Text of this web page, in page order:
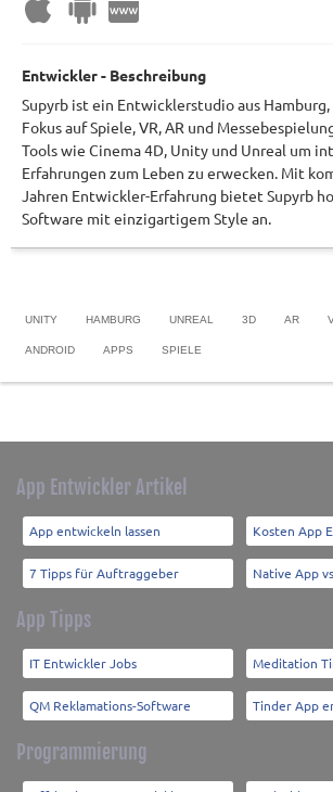
Entwickler - Beschreibung
Supyrb ist ein Entwicklerstudio aus
Fokus auf Spiele, VR, AR und
Tools wie Cinema 4D, Unity und Unreal um
Erfahrungen zum Leben zu erwecken. Mit
Jahren Entwickler-Erfahrung bietet Supyrb
Software mit einzigartigem Style an.
UNITY HAMBURG UNREAL 3D AR
ANDROID APPS SPIELE
App Entwickler Artikel
App entwickeln lassen Kosten App
7 Tipps für Auftraggeber Native App
App Tipps
IT Entwickler Jobs Meditation
QM Reklamations-Software Tinder App
Programmierung